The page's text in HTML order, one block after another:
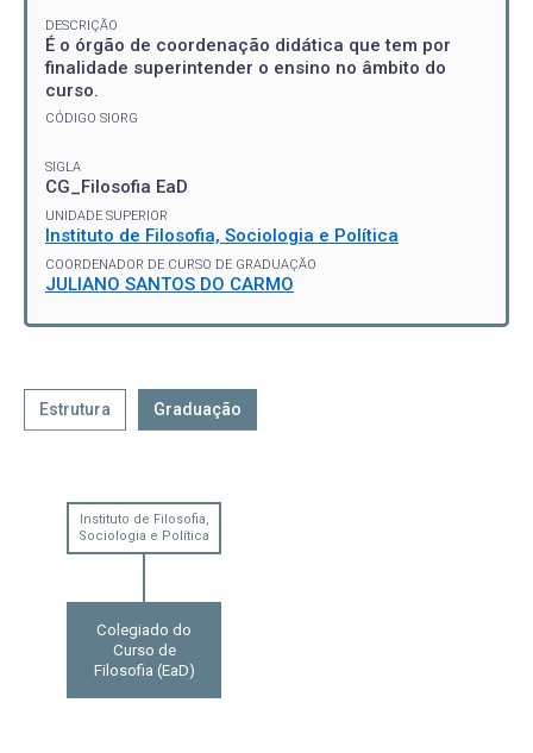
DESCRIÇÃO
É o órgão de coordenação didática que tem por
finalidade superintender o ensino no âmbito do
curso.
CÓDIGO SIORG
SIGLA
CG_Filosofia EaD
UNIDADE SUPERIOR
Instituto de Filosofia, Sociologia e Política
COORDENADOR DE CURSO DE GRADUAÇÃO
JULIANO SANTOS DO CARMO
Estrutura Graduação
Instituto de Filosofia,
Sociologia e Política
Colegiado do
Curso de
Filosofia (EaD)